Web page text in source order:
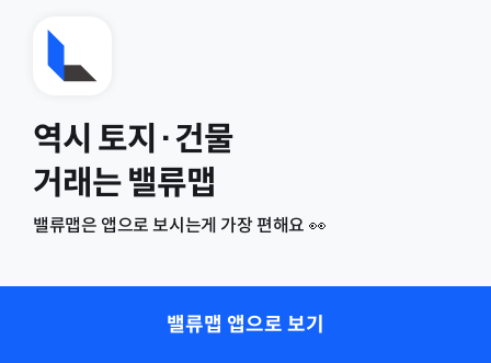
역시 토지·건물
거래는 밸류맵
밸류맵은 앱으로 보시는게 가장 편해요 👀
밸류맵 앱으로 보기